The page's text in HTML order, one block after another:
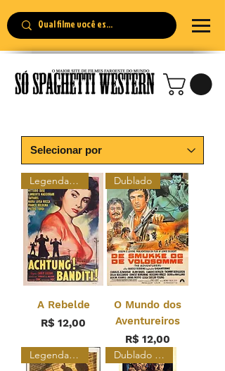
Legendado
A Rebelde
Preço
R$ 12,00
Dublado
O Mundo dos
Aventureiros
Preço
R$ 12,00
Legendado Restaurado
Dublado Restaurado